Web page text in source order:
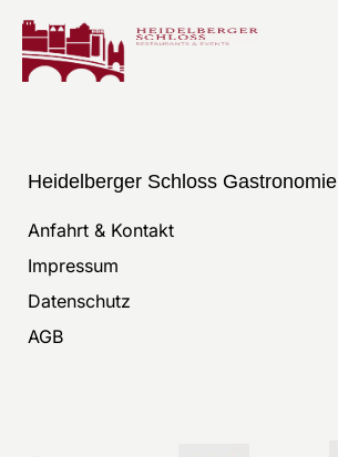
Heidelberger Schloss Gastronomie
Anfahrt & Kontakt
Impressum
Datenschutz
AGB